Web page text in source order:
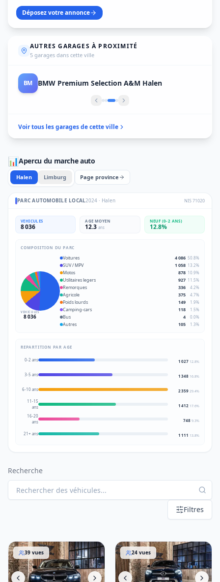
Déposez votre annonce
AUTRES GARAGES À PROXIMITÉ
5 garages dans cette ville
MU Mullens Garage
Voir tous les garages de cette ville
📊Apercu du marche auto
Halen Limburg Page province
PARC AUTOMOBILE LOCAL2024 · Halen NIS71020
VEHICULES
8 036
AGE MOYEN
12.3 ans
NEUF (0-2 ANS)
12.8%
COMPOSITION DU PARC
VEHICULES
8 036
Voitures 4 086 50.8%
SUV / MPV 1 058 13.2%
Motos 878 10.9%
Utilitaires legers 927 11.5%
Remorques 336 4.2%
Agricole 375 4.7%
Poids lourds 149 1.9%
Camping-cars 118 1.5%
Bus 4 0.0%
Autres 105 1.3%
REPARTITION PAR AGE
0-2 ans 1 027 12.8%
3-5 ans 1 348 16.8%
6-10 ans 2 359 29.4%
11-15
ans
1 412 17.6%
16-20
ans
748 9.3%
21+ ans 1 111 13.8%
Recherche
Filtres
BMW 3er-Reihe 2021
39 vues Mercedes-Benz GLC 2021
24 vues